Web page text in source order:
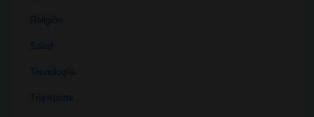
Religión
Salud
Tecnología
Transporte